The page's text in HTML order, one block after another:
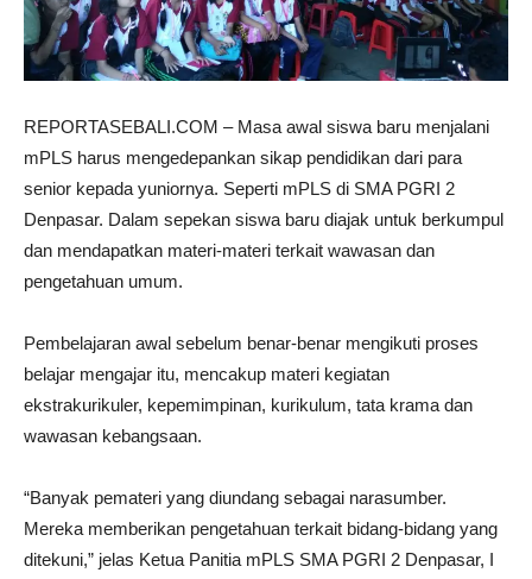
REPORTASEBALI.COM – Masa awal siswa baru menjalani
mPLS harus mengedepankan sikap pendidikan dari para
senior kepada yuniornya. Seperti mPLS di SMA PGRI 2
Denpasar. Dalam sepekan siswa baru diajak untuk berkumpul
dan mendapatkan materi-materi terkait wawasan dan
pengetahuan umum.
Pembelajaran awal sebelum benar-benar mengikuti proses
belajar mengajar itu, mencakup materi kegiatan
ekstrakurikuler​, kepemimpinan, kurikulum, tata krama dan
wawasan kebangsaan.
“Banyak pemateri yang diundang sebagai narasumber.
Mereka memberikan pengetahuan terkait bidang-bidang yang
ditekuni,” jelas Ketua Panitia mPLS SMA PGRI 2 Denpasar, I